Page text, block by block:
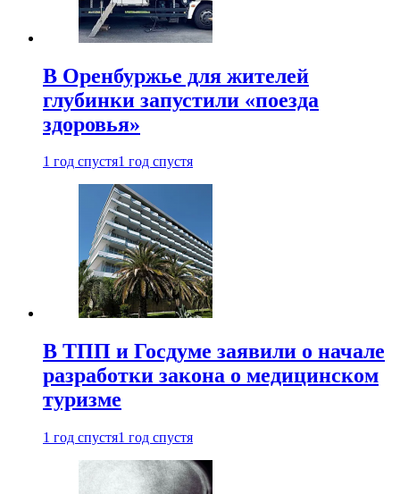
В Оренбуржье для жителей
глубинки запустили «поезда
здоровья»
1 год спустя1 год спустя
В ТПП и Госдуме заявили о начале
разработки закона о медицинском
туризме
1 год спустя1 год спустя